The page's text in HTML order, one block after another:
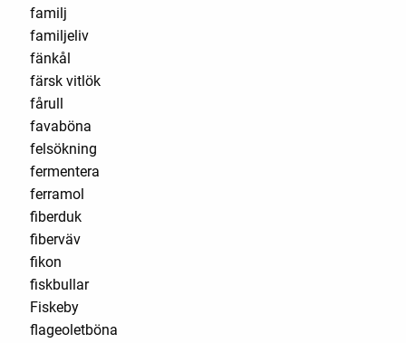
familj
familjeliv
fänkål
färsk vitlök
fårull
favaböna
felsökning
fermentera
ferramol
fiberduk
fiberväv
fikon
fiskbullar
Fiskeby
flageoletböna